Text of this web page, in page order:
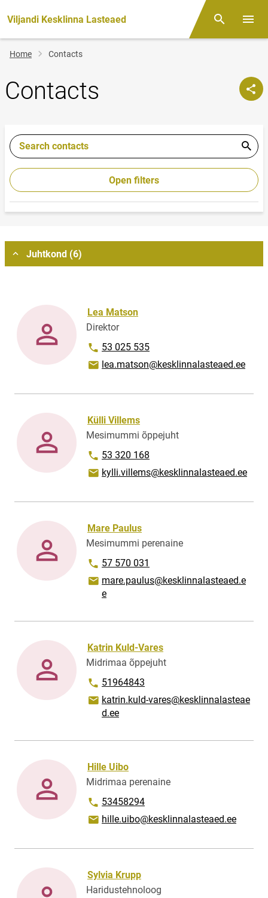
Viljandi Kesklinna Lasteaed Otsing
Breadcrumb
Home Contacts
Contacts
Search contacts
Open filters
Juhtkond (6)
Lea Matson
Direktor
Phone number
53 025 535
Email address
lea.matson@kesklinnalasteaed.ee
Külli Villems
Mesimummi õppejuht
Phone number
53 320 168
Email address
kylli.villems@kesklinnalasteaed.ee
Mare Paulus
Mesimummi perenaine
Phone number
57 570 031
Email address
mare.paulus@kesklinnalasteaed.e
e
Katrin Kuld-Vares
Midrimaa õppejuht
Phone number
51964843
Email address
katrin.kuld-vares@kesklinnalasteae
d.ee
Hille Uibo
Midrimaa perenaine
Phone number
53458294
Email address
hille.uibo@kesklinnalasteaed.ee
Sylvia Krupp
Haridustehnoloog